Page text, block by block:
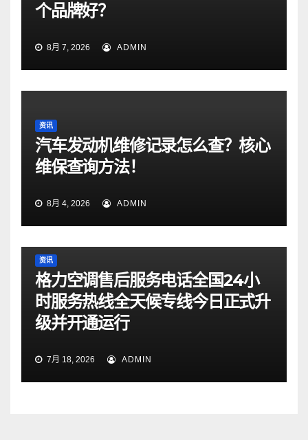
个品牌好？
8月 7, 2026 ADMIN
资讯
汽车发动机维修记录怎么查？核心
维保查询方法！
8月 4, 2026 ADMIN
资讯
格力空调售后服务电话全国24小
时服务热线全天候专线今日正式升
级并开通运行
7月 18, 2026 ADMIN